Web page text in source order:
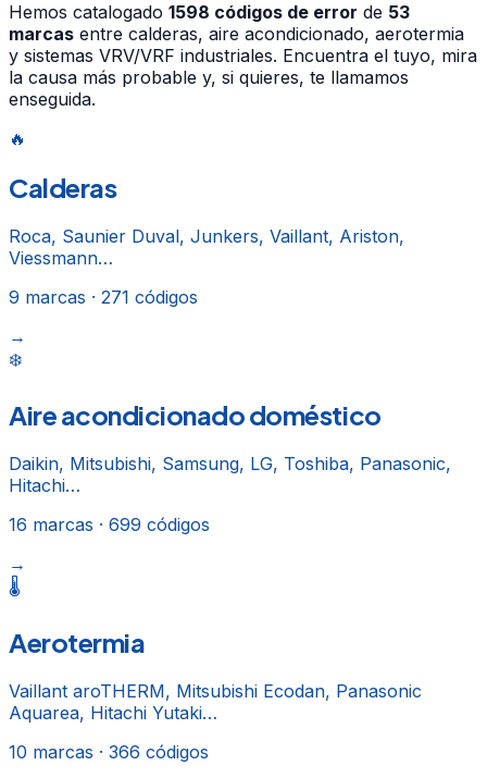
Hemos catalogado 1598 códigos de error de 53
marcas entre calderas, aire acondicionado, aerotermia
y sistemas VRV/VRF industriales. Encuentra el tuyo, mira
la causa más probable y, si quieres, te llamamos
enseguida.
🔥
Calderas
Roca, Saunier Duval, Junkers, Vaillant, Ariston,
Viessmann…
9 marcas · 271 códigos
→
❄️
Aire acondicionado doméstico
Daikin, Mitsubishi, Samsung, LG, Toshiba, Panasonic,
Hitachi…
16 marcas · 699 códigos
→
🌡️
Aerotermia
Vaillant aroTHERM, Mitsubishi Ecodan, Panasonic
Aquarea, Hitachi Yutaki…
10 marcas · 366 códigos